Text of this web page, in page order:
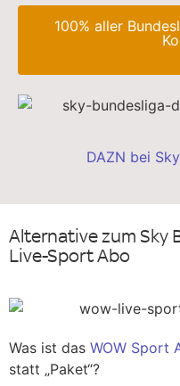
100% aller
DAZN bei
Alternative zum Sky
Live-Sport Abo
Was ist das WOW Sport
statt „Paket“?